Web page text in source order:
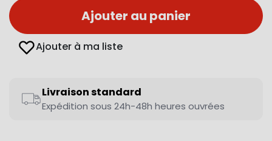
Ajouter au panier
Ajouter à ma liste
Livraison standard
Expédition sous 24h-48h heures ouvrées